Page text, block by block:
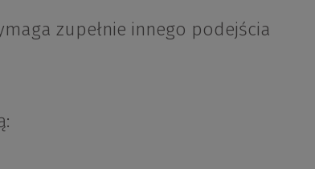
zupełnie innego podejścia